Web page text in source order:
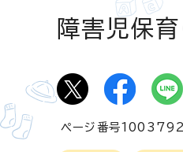
障害児保育
ページ番号1003792